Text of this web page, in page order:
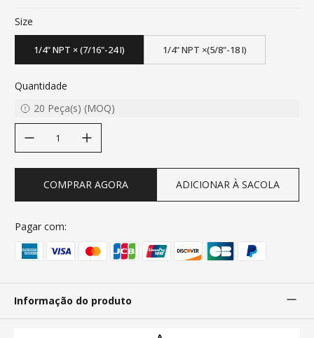
Size
1/4" NPT × (7/16"-24 I) 1/4" NPT ×(5/8"-18 I)
Quantidade
20 Peça(s) (MOQ)
COMPRAR AGORA ADICIONAR À SACOLA
Pagar com:
Informação do produto